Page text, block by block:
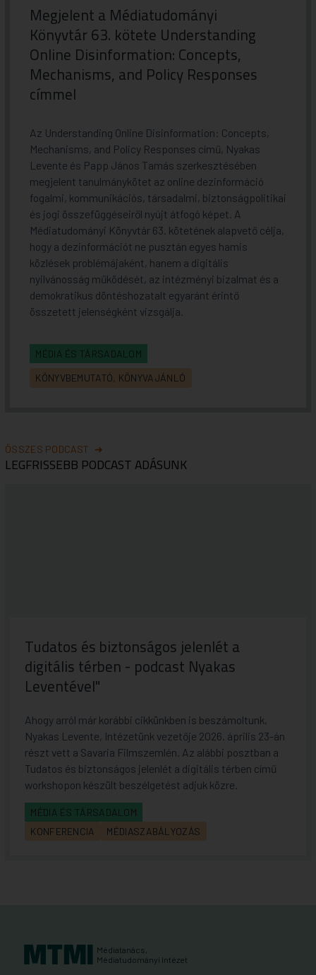
Megjelent a Médiatudományi
Könyvtár 63. kötete Understanding
Online Disinformation: Concepts,
Mechanisms, and Policy Responses
címmel
Az Understanding Online Disinformation: Concepts,
Mechanisms, and Policy Responses című, Nyakas
Levente és Papp János Tamás szerkesztésében
megjelent tanulmánykötet az online dezinformáció
fogalmi, kommunikációs, társadalmi, biztonságpolitikai
és jogi összefüggéseiről nyújt átfogó képet. A
Médiatudományi Könyvtár 63. kötetének alapvető célja,
hogy a dezinformációt ne pusztán egyes hamis
közlések problémájaként, hanem a digitális
nyilvánosság működését, az intézményi bizalmat és a
demokratikus döntéshozatalt egyaránt érintő
összetett jelenségként vizsgálja.
MÉDIA ÉS TÁRSADALOM
KÖNYVBEMUTATÓ, KÖNYVAJÁNLÓ
LEGFRISSEBB PODCAST ADÁSUNK
ÖSSZES PODCAST
Tudatos és biztonságos jelenlét a
digitális térben - podcast Nyakas
Leventével"
Ahogy arról már korábbi cikkünkben is beszámoltunk,
Nyakas Levente, Intézetünk vezetője 2026. április 23-án
részt vett a Savaria Filmszemlén. Az alábbi posztban a
Tudatos és biztonságos jelenlét a digitális térben című
workshopon készült beszélgetést adjuk közre.
MÉDIA ÉS TÁRSADALOM
KONFERENCIA
MÉDIASZABÁLYOZÁS
Médiatanács,
Médiatudományi Intézet